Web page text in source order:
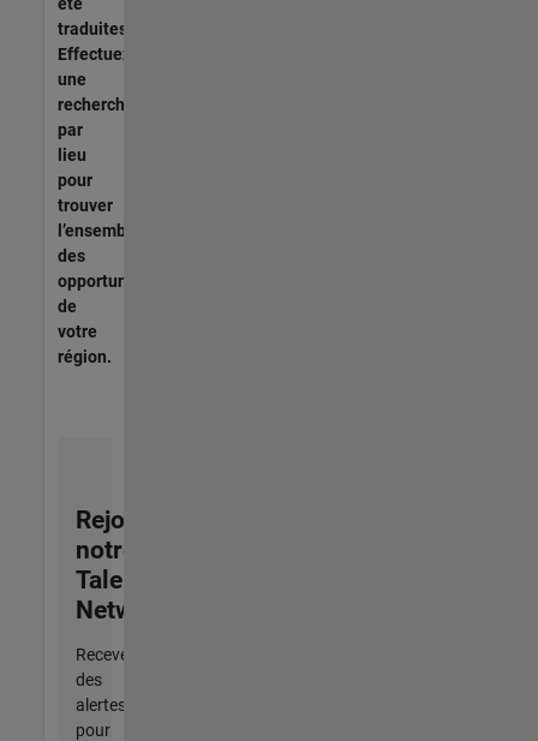
été
traduites.
Effectuez
une
recherche
par
lieu
pour
trouver
l’ensemble
des
opportunités
de
votre
région.
Rejoignez
notre
Talent
Network
Recevez
des
alertes
pour